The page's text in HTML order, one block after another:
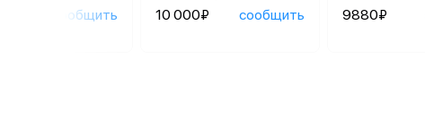
сообщить
10 000₽
сообщить 9880₽